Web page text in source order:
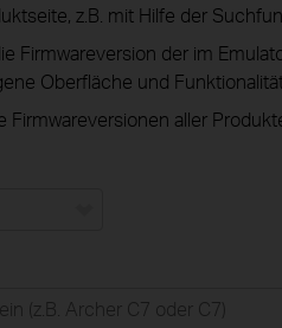
z.B. mit Hilfe der
Firmwareversion der im
Oberfläche und
Firmwareversionen aller